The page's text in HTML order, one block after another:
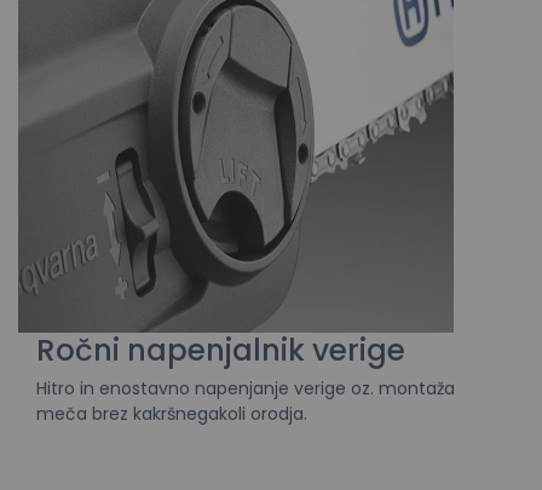
Ročni napenjalnik verige
Hitro in enostavno napenjanje verige oz. montaža
meča brez kakršnegakoli orodja.